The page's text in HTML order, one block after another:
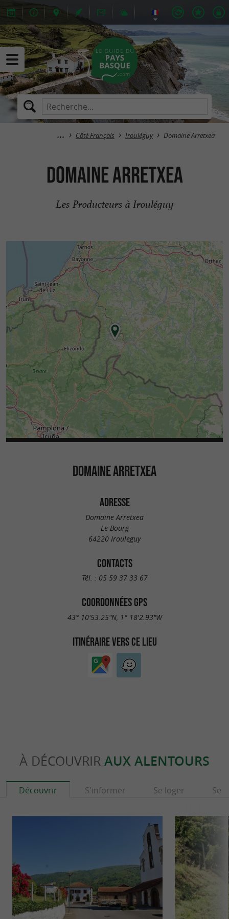
Côté Français Irouléguy Domaine Arretxea
Domaine Arretxea
Les Producteurs à Irouléguy
DOMAINE ARRETXEA
ADRESSE
Domaine Arretxea
Le Bourg
64220 Irouleguy
CONTACTS
Tél. : 05 59 37 33 67
COORDONNÉES GPS
43° 10'53.25"N, 1° 18'2.93"W
ITINÉRAIRE VERS CE LIEU
À DÉCOUVRIR AUX ALENTOURS
Découvrir S'informer Se loger Se